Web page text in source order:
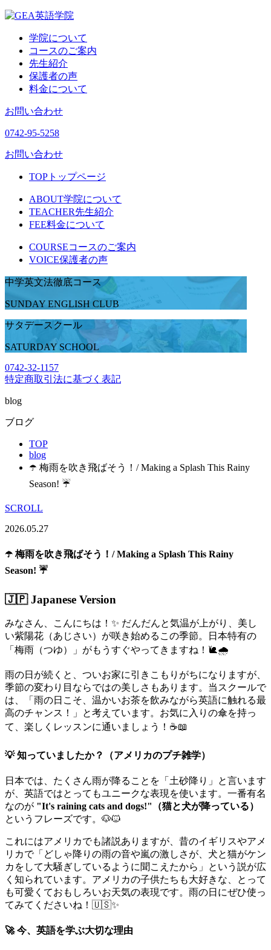
学院について
コースのご案内
先生紹介
保護者の声
料金について
お問い合わせ
0742-95-5258
お問い合わせ
TOP トップページ
ABOUT学院について
TEACHER先生紹介
FEE料金について
COURSEコースのご案内
VOICE保護者の声
中学英文法徹底コース
SUNDAY ENGLISH CLUB
サタデースクール
SATURDAY SCHOOL
0742-32-1157
特定商取引法に基づく表記
blog
ブログ
TOP
blog
☂️ 梅雨を吹き飛ばそう！/ Making a Splash This Rainy
Season! ☔
SCROLL
2026.05.27
☂️ 梅雨を吹き飛ばそう！/ Making a Splash This Rainy
Season! ☔
🇯🇵 Japanese Version
みなさん、こんにちは！✨ だんだんと気温が上がり、美し
い紫陽花（あじさい）が咲き始めるこの季節。日本特有の
「梅雨（つゆ）」がもうすぐやってきますね！🐌🌧️
雨の日が続くと、ついお家に引きこもりがちになりますが、
季節の変わり目ならではの美しさもあります。当スクールで
は、「雨の日こそ、温かいお茶を飲みながら英語に触れる最
高のチャンス！」と考えています。お気に入りの傘を持っ
て、楽しくレッスンに通いましょう！☕📖
💡 知っていましたか？（アメリカのプチ雑学）
日本では、たくさん雨が降ることを「土砂降り」と言います
が、英語ではとってもユニークな表現を使います。一番有名
なのが "It's raining cats and dogs!"（猫と犬が降っている）
というフレーズです。🐶🐱
これにはアメリカでも諸説ありますが、昔のイギリスやアメ
リカで「どしゃ降りの雨の音や嵐の激しさが、犬と猫がケン
カをして大騒ぎしているように聞こえたから」という説が広
く知られています。アメリカの子供たちも大好きな、とって
も可愛くておもしろいお天気の表現です。雨の日にぜひ使っ
てみてくださいね！🇺🇸✨
🚀 今、英語を学ぶ大切な理由